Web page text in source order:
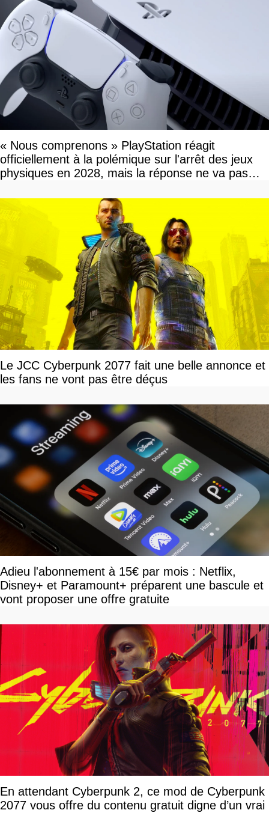
« Nous comprenons » PlayStation réagit
officiellement à la polémique sur l'arrêt des jeux
physiques en 2028, mais la réponse ne va pas
Le JCC Cyberpunk 2077 fait une belle annonce et
les fans ne vont pas être déçus
Adieu l'abonnement à 15€ par mois : Netflix,
Disney+ et Paramount+ préparent une bascule et
vont proposer une offre gratuite
En attendant Cyberpunk 2, ce mod de Cyberpunk
2077 vous offre du contenu gratuit digne d’un vrai